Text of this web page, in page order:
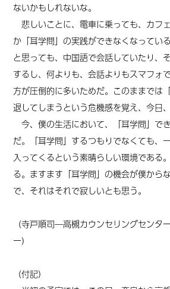
ないかもしれないな。
悲しいことに、電車に乗っても、カフ
か「耳学問」の実践ができなくなってい
と思っても、中国語で会話していたり、
するし、何よりも、会話よりもスマフォ
方が圧倒的に多いためだ。このままでは
退してしまうという危機感を覚え、今日
今、僕の生活において、「耳学問」で
だ。「耳学問」するつもりでなくても、
入ってくるという素晴らしい環境である
る。ますます「耳学問」の機会が僕から
で、それはそれで寂しいとも思う。
（寺戸順司―高槻カウンセリングセンタ
ー）
（付記）